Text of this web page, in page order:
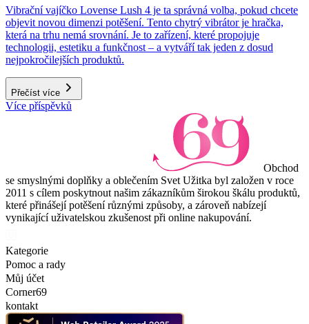
Vibrační vajíčko Lovense Lush 4 je ta správná volba, pokud chcete
objevit novou dimenzi potěšení. Tento chytrý vibrátor je hračka,
která na trhu nemá srovnání. Je to zařízení, které propojuje
technologii, estetiku a funkčnost – a vytváří tak jeden z dosud
nejpokročilejších produktů.
Přečíst více
Více příspěvků
Obchod
se smyslnými doplňky a oblečením Svet Užitka byl založen v roce
2011 s cílem poskytnout našim zákazníkům širokou škálu produktů,
které přinášejí potěšení různými způsoby, a zároveň nabízejí
vynikající uživatelskou zkušenost při online nakupování.
Kategorie
Pomoc a rady
Můj účet
Corner69
kontakt